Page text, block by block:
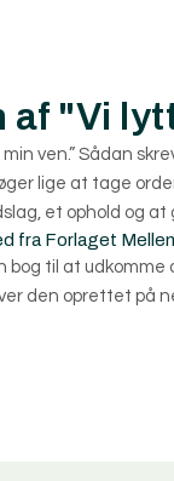
af "Vi
ven.” Sådan
lige at tage
et ophold og
fra Forlaget
bog til at
den oprettet på